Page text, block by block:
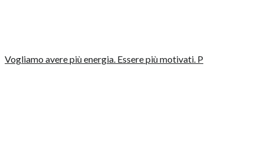
Vogliamo avere più energia. Essere più motivati. P